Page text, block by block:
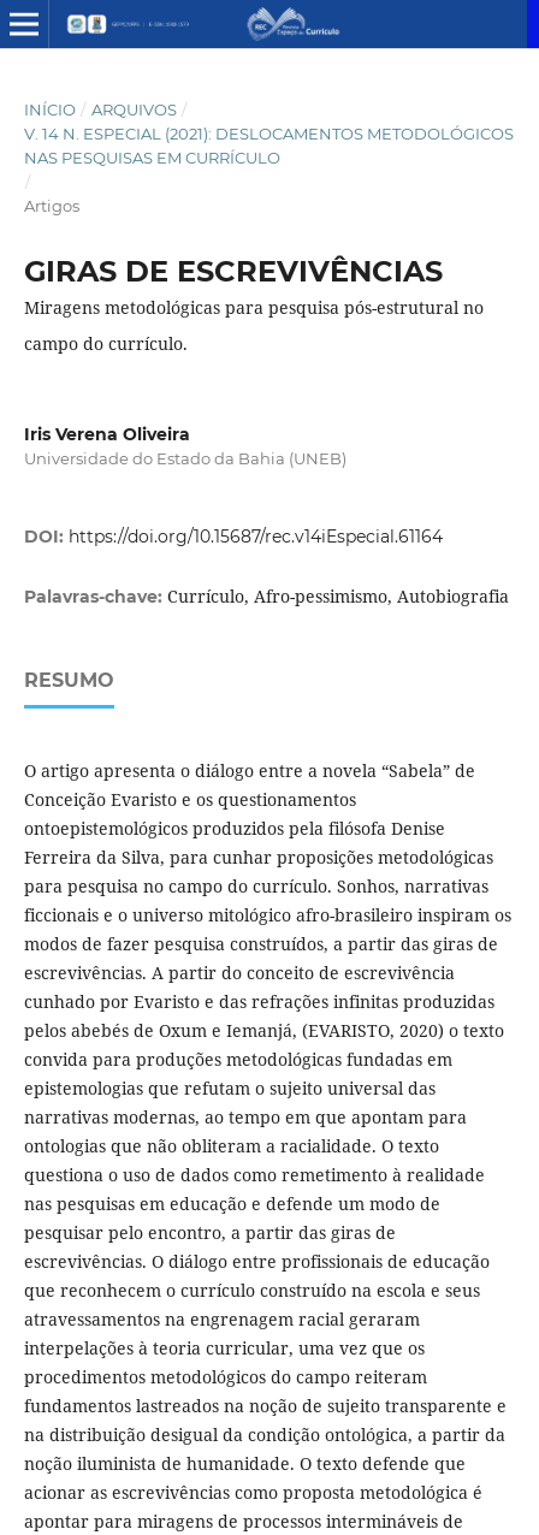
INÍCIO / ARQUIVOS /
V. 14 N. ESPECIAL (2021): DESLOCAMENTOS METODOLÓGICOS
NAS PESQUISAS EM CURRÍCULO
/
Artigos
GIRAS DE ESCREVIVÊNCIAS
Miragens metodológicas para pesquisa pós-estrutural no
campo do currículo.
Iris Verena Oliveira
Universidade do Estado da Bahia (UNEB)
DOI: https://doi.org/10.15687/rec.v14iEspecial.61164
Palavras-chave: Currículo, Afro-pessimismo, Autobiografia
RESUMO
O artigo apresenta o diálogo entre a novela “Sabela” de
Conceição Evaristo e os questionamentos
ontoepistemológicos produzidos pela filósofa Denise
Ferreira da Silva, para cunhar proposições metodológicas
para pesquisa no campo do currículo. Sonhos, narrativas
ficcionais e o universo mitológico afro-brasileiro inspiram os
modos de fazer pesquisa construídos, a partir das giras de
escrevivências. A partir do conceito de escrevivência
cunhado por Evaristo e das refrações infinitas produzidas
pelos abebés de Oxum e Iemanjá, (EVARISTO, 2020) o texto
convida para produções metodológicas fundadas em
epistemologias que refutam o sujeito universal das
narrativas modernas, ao tempo em que apontam para
ontologias que não obliteram a racialidade. O texto
questiona o uso de dados como remetimento à realidade
nas pesquisas em educação e defende um modo de
pesquisar pelo encontro, a partir das giras de
escrevivências. O diálogo entre profissionais de educação
que reconhecem o currículo construído na escola e seus
atravessamentos na engrenagem racial geraram
interpelações à teoria curricular, uma vez que os
procedimentos metodológicos do campo reiteram
fundamentos lastreados na noção de sujeito transparente e
na distribuição desigual da condição ontológica, a partir da
noção iluminista de humanidade. O texto defende que
acionar as escrevivências como proposta metodológica é
apontar para miragens de processos intermináveis de